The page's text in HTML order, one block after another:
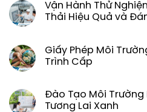
Vận Hành Thử
Thải Hiệu Quả và
Giấy Phép Môi
Trình Cấp
Đào Tạo Môi
Tương Lai Xanh